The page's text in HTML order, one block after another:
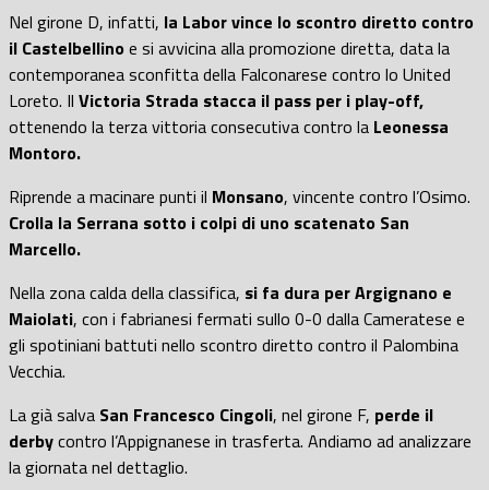
Nel girone D, infatti, la Labor vince lo scontro diretto contro
il Castelbellinoe si avvicina alla promozione diretta, data la
contemporanea sconfitta della Falconarese contro lo United
Loreto. Il Victoria Strada stacca il pass per i play-off,
ottenendo la terza vittoria consecutiva contro la Leonessa
Montoro.
Riprende a macinare punti il Monsano, vincente contro l’Osimo.
Crolla la Serrana sotto i colpi di uno scatenato San
Marcello.
Nella zona calda della classifica, si fa dura per Argignano e
Maiolati, con i fabrianesi fermati sullo 0-0 dalla Cameratese e
gli spotiniani battuti nello scontro diretto contro il Palombina
Vecchia.
La già salva San Francesco Cingoli, nel girone F, perde il
derbycontro l’Appignanese in trasferta. Andiamo ad analizzare
la giornata nel dettaglio.